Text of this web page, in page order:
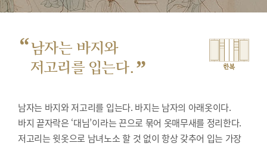
“남자는 바지와
저고리를 입는다. ” 한복
남자는 바지와 저고리를 입는다. 바지는 남자의 아래옷이다.
바지 끝자락은 ‘대님’이라는 끈으로 묶어 옷매무새를 정리한다.
저고리는 윗옷으로 남녀노소 할 것 없이 항상 갖추어 입는 가장